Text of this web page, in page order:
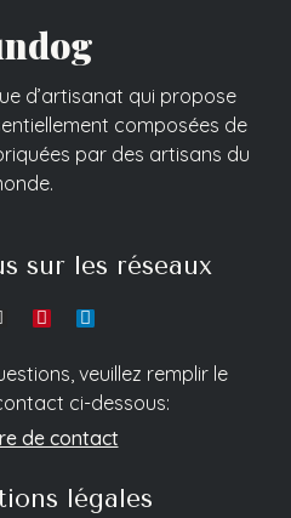
d’artisanat qui propose
composées de
par des artisans du
sur les réseaux
veuillez remplir le
ci-dessous:
de contact
légales